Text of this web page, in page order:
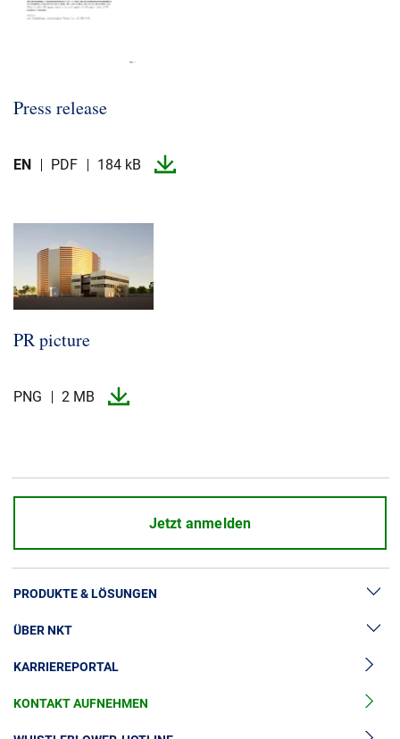
Press release
EN PDF 184 kB
PR picture
PNG 2 MB
Jetzt anmelden
PRODUKTE & LÖSUNGEN
Hochspannung
Kabelgarnituren
Mittelspannungskabel
Niederspannungskabel
ÜBER NKT
News & Presse
Unsere Geschichte
KARRIEREPORTAL
KONTAKT AUFNEHMEN